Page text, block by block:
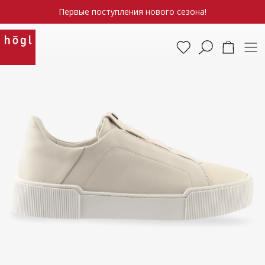
Первые поступления нового сезона!